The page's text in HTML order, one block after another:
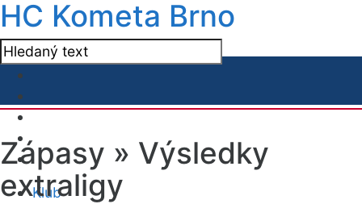
HC Kometa Brno
Klub
Zápasy » Výsledky
extraligy